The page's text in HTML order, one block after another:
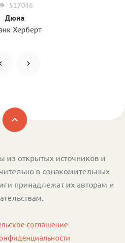
517046
Дюна
Херберт
из открытых источников и
в ознакомительных
принадлежат их авторам и
соглашение